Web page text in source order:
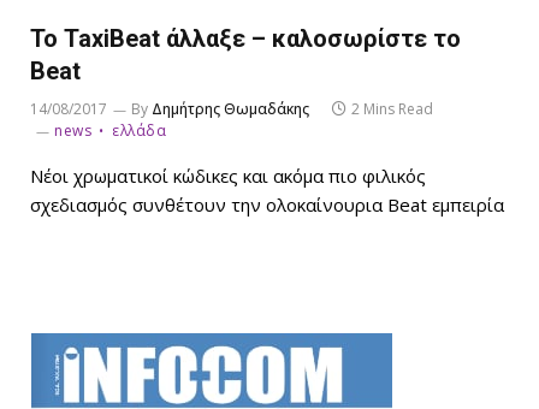
Το TaxiBeat άλλαξε – καλοσωρίστε το
Beat
14/08/2017 By Δημήτρης Θωμαδάκης
2 Mins Read
news
ελλάδα
Νέοι χρωματικοί κώδικες και ακόμα πιο φιλικός
σχεδιασμός συνθέτουν την ολοκαίνουρια Beat εμπειρία